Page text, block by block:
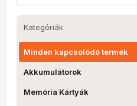
Kategóriák
Minden kapcsolódó termék
Akkumulátorok
Memória Kártyák